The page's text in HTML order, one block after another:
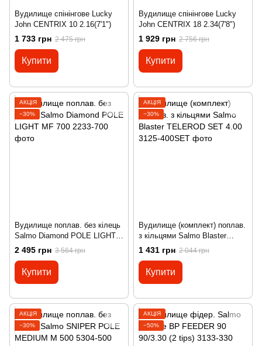
Вудилище спінінгове Lucky
John CENTRIX 10 2.16(7'1")
1 733 грн 2 475 грн
Купити
Вудилище спінінгове Lucky
John CENTRIX 18 2.34(7'8")
1 929 грн 2 756 грн
Купити
АКЦІЯ
−30%
Вудилище поплав. без кілець
Salmo Diamond POLE LIGHT
MF 700
2 495 грн 3 564 грн
Купити
АКЦІЯ
−30%
Вудилище (комплект) поплав.
з кільцями Salmo Blaster
TELEROD SET 4.00
1 431 грн 2 044 грн
Купити
АКЦІЯ
−30%
АКЦІЯ
−50%